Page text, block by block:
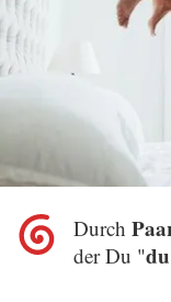
Durch
der Du "